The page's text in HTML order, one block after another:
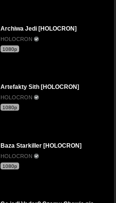
Archiwa Jedi [HOLOCRON]
HOLOCRON
1080p
Artefakty Sith [HOLOCRON]
HOLOCRON
1080p
Baza Starkiller [HOLOCRON]
HOLOCRON
1080p